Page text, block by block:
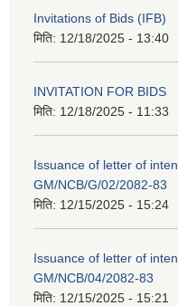
Invitations of Bids (IFB)
मिति: 12/18/2025 - 13:40
INVITATION FOR BIDS
मिति: 12/18/2025 - 11:33
Issuance of letter of
GM/NCB/G/02/2082-83
मिति: 12/15/2025 - 15:24
Issuance of letter of
GM/NCB/04/2082-83
मिति: 12/15/2025 - 15:21